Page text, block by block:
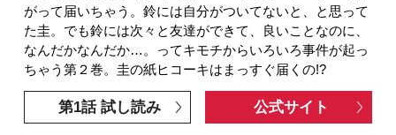
がって届いちゃう。鈴には自分がついてないと、と思って
た圭。でも鈴には次々と友達ができて、良いことなのに、
なんだかなんだか…。ってキモチからいろいろ事件が起っ
ちゃう第２巻。圭の紙ヒコーキはまっすぐ届くの!?
第1話 試し読み 公式サイト